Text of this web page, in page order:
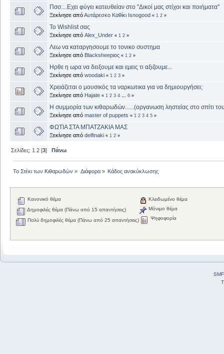
Πσσ....Εχει φύγει κατευθείαν στο "Δικοί μας στίχοι και ποιήματα"
Ξεκίνησε απόΑυτάρεσκο Καθίκι Isnogood « 1 2 »
Το Wishlist σας
Ξεκίνησε από Alex_Under « 1 2 »
Λεω να καταργησουμε το τονικο συστημα
Ξεκίνησε από Blacksheepιος « 1 2 »
Ηρθε η ωρα να δειξουμε και εμεις τι αξιζουμε...
Ξεκίνησε από woodaki « 1 2 3 »
Χρειάζεται ο μουσικός τα ναρκωτικα για να δημιουργήσει;
Ξεκίνησε από Hajate « 1 2 3 4 6 »
Η συμμορία των κιθαρωδών......(οργανωση ληστείας στο σπίτι
Ξεκίνησε από master of puppets « 1 2 3 4 5 »
ΦΩΤΙΑ ΣΤΑ ΜΠΑΤΖΑΚΙΑ ΜΑΣ
Ξεκίνησε από delfinaki « 1 2 »
Σελίδες: 1 2 [3]Πάνω
Το Στέκι των Κιθαρωδών » Διάφορα» Κάδος ανακύκλωσης
Κανονικό θέμα
Δημοφιλές θέμα (Πάνω από 15 απαντήσεις)
Πολύ δημοφιλές θέμα (Πάνω από 25 απαντήσεις)
Κλειδωμένο θέμα
Μόνιμο θέμα
Ψηφοφορία